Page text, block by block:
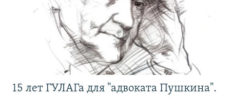
15 лет ГУЛАГа для "адвоката Пушкина".